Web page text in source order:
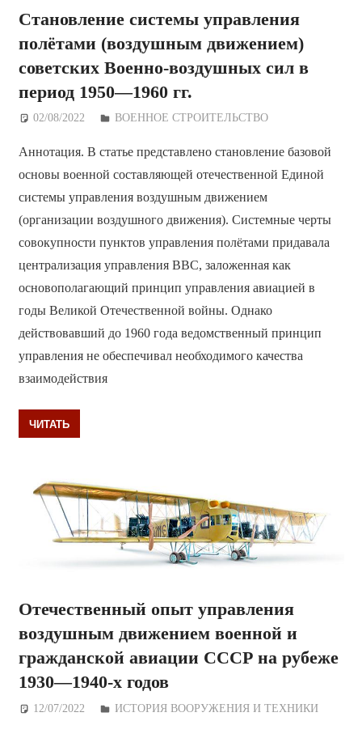
Становление системы управления
полётами (воздушным движением)
советских Военно-воздушных сил в
период 1950—1960 гг.
02/08/2022 Дежурный по Редакции
ВОЕННОЕ СТРОИТЕЛЬСТВО
Аннотация. В статье представлено становление базовой
основы военной составляющей отечественной Единой
системы управления воздушным движением
(организации воздушного движения). Системные черты
совокупности пунктов управления полётами придавала
централизация управления ВВС, заложенная как
основополагающий принцип управления авиацией в
годы Великой Отечественной войны. Однако
действовавший до 1960 года ведомственный принцип
управления не обеспечивал необходимого качества
взаимодействия
ЧИТАТЬ
Отечественный опыт управления
воздушным движением военной и
гражданской авиации СССР на рубеже
1930—1940-х годов
12/07/2022 Дежурный по Редакции
ИСТОРИЯ ВООРУЖЕНИЯ И ТЕХНИКИ